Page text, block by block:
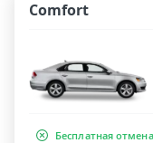
Comfort
Бесплатная